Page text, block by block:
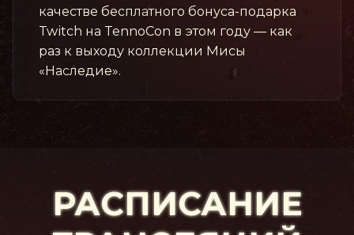
качестве бесплатного бонуса-подарка
Twitch на TennoCon в этом году — как
раз к выходу коллекции Мисы
«Наследие».
РАСПИСАНИЕ